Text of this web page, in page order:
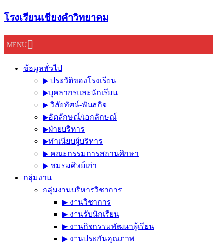
Skip
to
โรงเรียนเชียงคำวิทยาคม
MENU
ข้อมูลทั่วไป
▶︎ ประวัติของโรงเรียน
▶︎บุคลากรและนักเรียน
▶︎ วิสัยทัศน์-พันธกิจ
▶︎อัตลักษณ์/เอกลักษณ์
▶︎ฝ่ายบริหาร
▶︎ทำเนียบผู้บริหาร
▶︎ คณะกรรมการสถานศึกษา
▶︎ ชมรมศิษย์เก่า
กลุ่มงาน
กลุ่มงานบริหารวิชาการ
▶︎ งานวิชาการ
▶︎ งานรับนักเรียน
▶︎ งานกิจกรรมพัฒนาผู้เรียน
▶︎ งานประกันคุณภาพ